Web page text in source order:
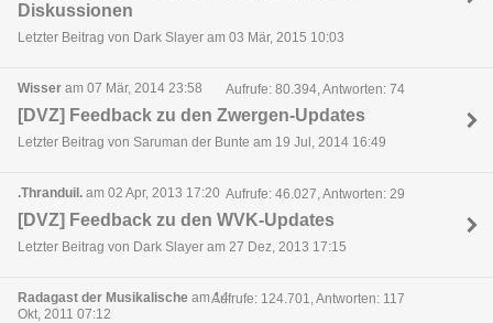
Diskussionen
Letzter Beitrag von Dark Slayer am 03 Mär, 2015 10:03
Wisser am 07 Mär, 2014 23:58 Aufrufe: 80.394, Antworten: 74
[DVZ] Feedback zu den Zwergen-Updates
Letzter Beitrag von Saruman der Bunte am 19 Jul, 2014 16:49
.Thranduil. am 02 Apr, 2013 17:20 Aufrufe: 46.027, Antworten: 29
[DVZ] Feedback zu den WVK-Updates
Letzter Beitrag von Dark Slayer am 27 Dez, 2013 17:15
Radagast der Musikalische am 14
Okt, 2011 07:12
Aufrufe: 124.701, Antworten: 117